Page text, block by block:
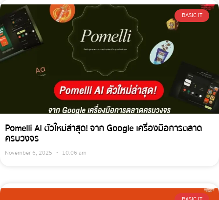
BASIC IT
Pomelli AI ตัวใหม่ล่าสุด! จาก Google เครื่องมือการตลาด
ครบวงจร
November 6, 2025 10:06 am